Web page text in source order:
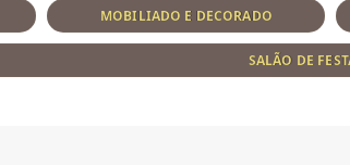
MOBILIADO E DECORADO
SALÃO DE